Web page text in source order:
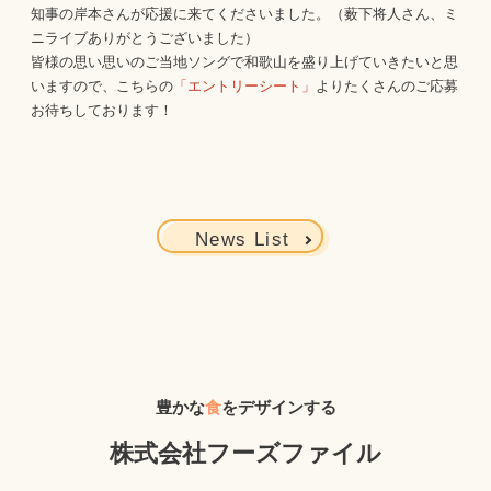
知事の岸本さんが応援に来てくださいました。（薮下将人さん、ミ
ニライブありがとうございました）
皆様の思い思いのご当地ソングで和歌山を盛り上げていきたいと思
いますので、こちらの 「エントリーシート」
よりたくさんのご応募
News List
豊かな食をデザインする
株式会社フーズファイル